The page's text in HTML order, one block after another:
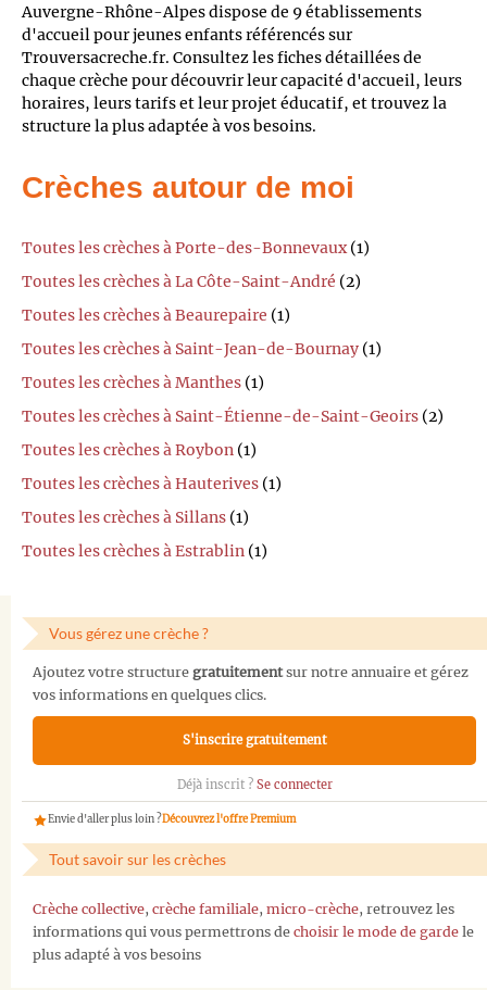
Auvergne-Rhône-Alpes dispose de 9 établissements
d'accueil pour jeunes enfants référencés sur
Trouversacreche.fr. Consultez les fiches détaillées de
chaque crèche pour découvrir leur capacité d'accueil, leurs
horaires, leurs tarifs et leur projet éducatif, et trouvez la
structure la plus adaptée à vos besoins.
Crèches autour de moi
Toutes les crèches à Porte-des-Bonnevaux(1)
Toutes les crèches à La Côte-Saint-André (2)
Toutes les crèches à Beaurepaire (1)
Toutes les crèches à Saint-Jean-de-Bournay (1)
Toutes les crèches à Manthes (1)
Toutes les crèches à Saint-Étienne-de-Saint-Geoirs (2)
Toutes les crèches à Roybon (1)
Toutes les crèches à Hauterives (1)
Toutes les crèches à Sillans (1)
Toutes les crèches à Estrablin (1)
Vous gérez une crèche ?
Ajoutez votre structure gratuitementsur notre annuaire et gérez
vos informations en quelques clics.
S'inscrire gratuitement
Déjà inscrit ? Se connecter
Envie d'aller plus loin ?Découvrez l'offre Premium
Tout savoir sur les crèches
Crèche collective, crèche familiale, micro-crèche, retrouvez les
informations qui vous permettrons de choisir le mode de garde le
plus adapté à vos besoins